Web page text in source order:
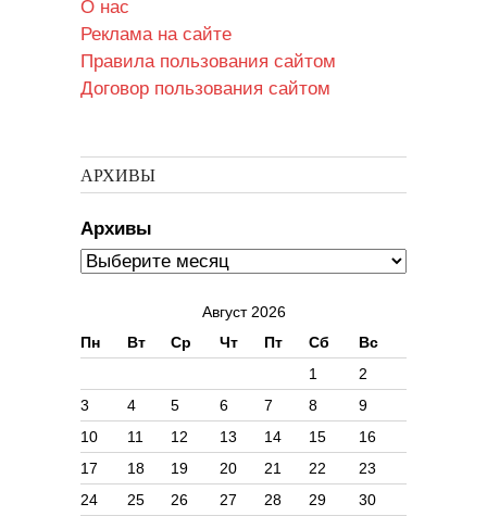
О нас
Реклама на сайте
Правила пользования сайтом
Договор пользования сайтом
АРХИВЫ
Архивы
Август 2026
Пн
Вт Ср Чт Пт Сб Вс
1
2
3
4 5 6 7 8
9
10
11 12 13 14 15
16
17
18 19 20 21 22
23
24
25 26 27 28 29
30